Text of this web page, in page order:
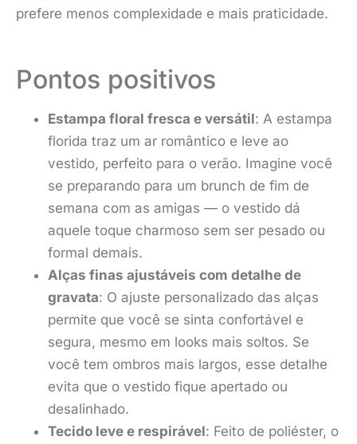
prefere menos complexidade e mais praticidade.
Pontos positivos
Estampa floral fresca e versátil: A estampa
florida traz um ar romântico e leve ao
vestido, perfeito para o verão. Imagine você
se preparando para um brunch de fim de
semana com as amigas — o vestido dá
aquele toque charmoso sem ser pesado ou
formal demais.
Alças finas ajustáveis com detalhe de
gravata: O ajuste personalizado das alças
permite que você se sinta confortável e
segura, mesmo em looks mais soltos. Se
você tem ombros mais largos, esse detalhe
evita que o vestido fique apertado ou
desalinhado.
Tecido leve e respirável: Feito de poliéster, o